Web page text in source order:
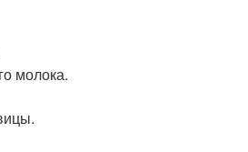
молока.